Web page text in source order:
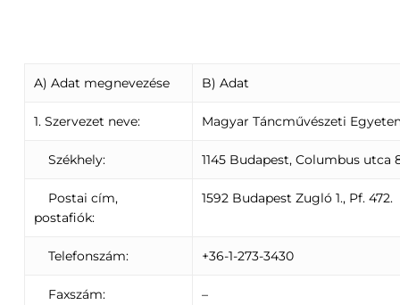
A) Adat megnevezése B) Adat
1. Szervezet neve: Magyar Táncművészeti
Székhely: 1145 Budapest, Columbus utca
Postai cím,
postafiók:
1592 Budapest Zugló 1., Pf. 472.
Telefonszám: +36-1-273-3430
Faxszám: –